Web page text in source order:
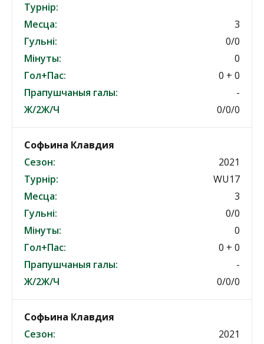
Турнір:
Месца:
3
Гульні:
0/0
Мінуты:
0
Гол+Пас:
0 + 0
Прапушчаныя галы:
-
Ж/2Ж/Ч
0/0/0
Софьина Клавдия
Сезон:
2021
Турнір:
WU17
Месца:
3
Гульні:
0/0
Мінуты:
0
Гол+Пас:
0 + 0
Прапушчаныя галы:
-
Ж/2Ж/Ч
0/0/0
Софьина Клавдия
Сезон:
2021